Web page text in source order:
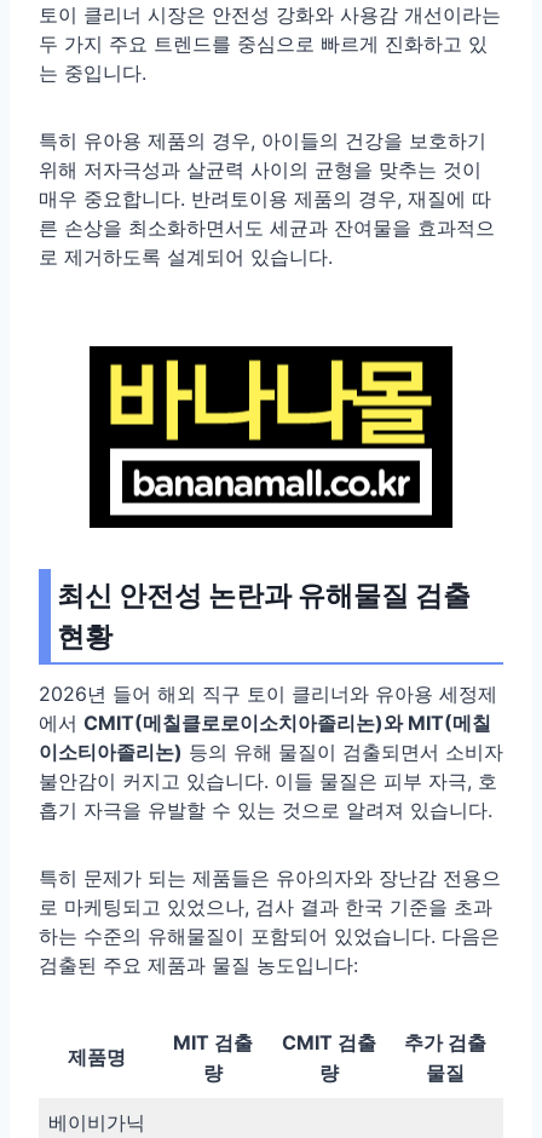
토이 클리너 시장은 안전성 강화와 사용감 개선이라는
두 가지 주요 트렌드를 중심으로 빠르게 진화하고 있
는 중입니다.
특히 유아용 제품의 경우, 아이들의 건강을 보호하기
위해 저자극성과 살균력 사이의 균형을 맞추는 것이
매우 중요합니다. 반려토이용 제품의 경우, 재질에 따
른 손상을 최소화하면서도 세균과 잔여물을 효과적으
로 제거하도록 설계되어 있습니다.
최신 안전성 논란과 유해물질 검출
현황
2026년 들어 해외 직구 토이 클리너와 유아용 세정제
에서 CMIT(메칠클로로이소치아졸리논)와 MIT(메칠
이소티아졸리논) 등의 유해 물질이 검출되면서 소비자
불안감이 커지고 있습니다. 이들 물질은 피부 자극, 호
흡기 자극을 유발할 수 있는 것으로 알려져 있습니다.
특히 문제가 되는 제품들은 유아의자와 장난감 전용으
로 마케팅되고 있었으나, 검사 결과 한국 기준을 초과
하는 수준의 유해물질이 포함되어 있었습니다. 다음은
검출된 주요 제품과 물질 농도입니다:
제품명
MIT 검출
량
CMIT 검출
량
추가 검출
물질
베이비가닉